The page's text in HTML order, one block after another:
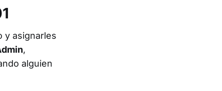
y asignarles
,
alguien